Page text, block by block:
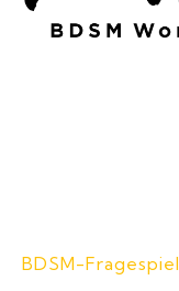
BDSM-Fragespiel